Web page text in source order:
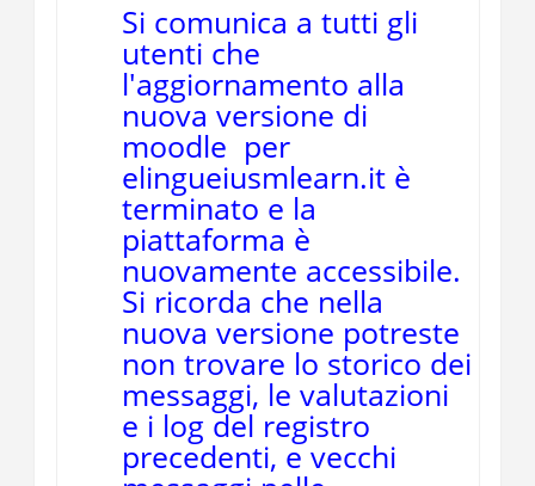
Si comunica a tutti gli
utenti che
l'aggiornamento alla
nuova versione di
moodle per
elingueiusmlearn.it è
terminato e la
piattaforma è
nuovamente accessibile.
Si ricorda che nella
nuova versione potreste
non trovare lo storico dei
messaggi, le valutazioni
e i log del registro
precedenti, e vecchi